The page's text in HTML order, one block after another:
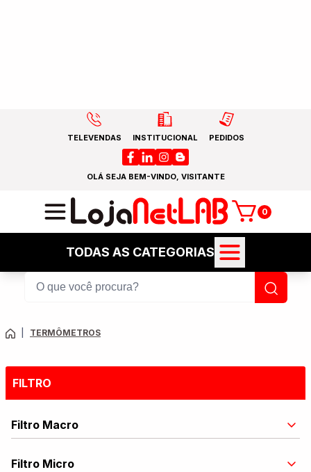
TELEVENDAS INSTITUCIONAL PEDIDOS
OLÁ SEJA BEM-VINDO, VISITANTE
0
TODAS AS CATEGORIAS
TERMÔMETROS
FILTRO
Filtro Macro
Filtro Micro